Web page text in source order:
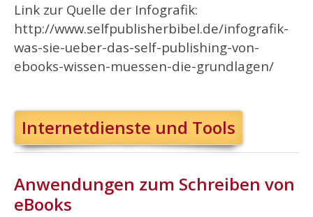
Link zur Quelle der Infografik:
http://www.selfpublisherbibel.de/infografik-
was-sie-ueber-das-self-publishing-von-
ebooks-wissen-muessen-die-grundlagen/
Internetdienste und Tools
Anwendungen zum Schreiben von
eBooks